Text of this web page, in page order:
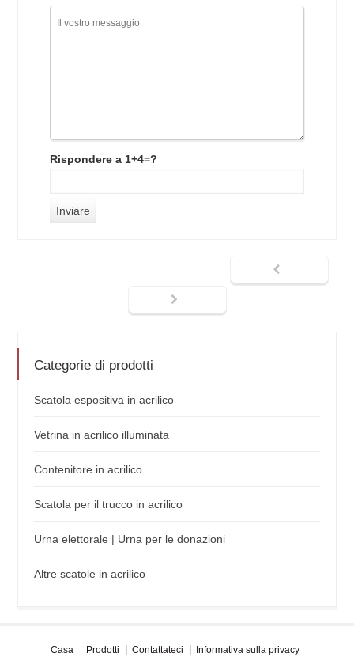
Rispondere a 1+4=?
Categorie di prodotti
Scatola espositiva in acrilico
Vetrina in acrilico illuminata
Contenitore in acrilico
Scatola per il trucco in acrilico
Urna elettorale | Urna per le donazioni
Altre scatole in acrilico
Casa Prodotti Contattateci
Informativa sulla privacy